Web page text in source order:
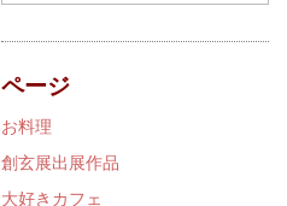
去
の
ロ
グ
ページ
お料理
創玄展出展作品
大好きカフェ